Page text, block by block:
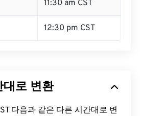
11:30 am CST
12:30 pm CST
대로 변환
다음과 같은 다른 시간대로 변